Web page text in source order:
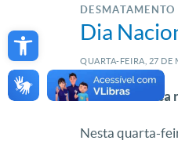
Open toolbar
DESMATAMENTO
Dia
QUARTA-FEIRA, 27 DE
Mata Atlântica
Nesta quarta-